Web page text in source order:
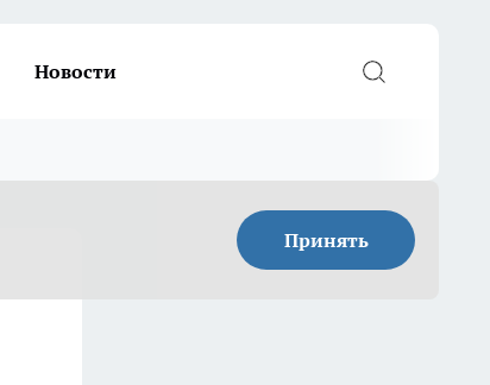
Новости
Принять